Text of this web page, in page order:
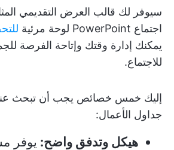
سيوفر لك قالب العرض التقديمي
اجتماع PowerPoint لوحة مرئية
يمكنك إدارة وقتك وإتاحة الفرصة
للاجتماع.
إليك خمس خصائص يجب أن تبحث
جداول الأعمال:
هيكل وتدفق واضح: يوفر